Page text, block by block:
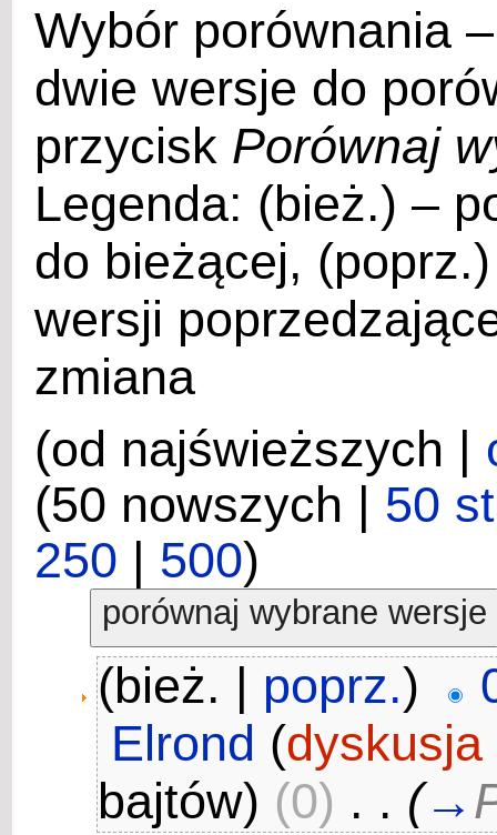
Wybór porównania
dwie wersje do
przycisk Porównaj
Legenda: (bież.) –
do bieżącej,
wersji
zmiana
(od najświeższych |
(50 nowszych | 50
250 | 500)
(bież. | poprz.)
Elrond (dyskusja
bajtów) (0) . . (→